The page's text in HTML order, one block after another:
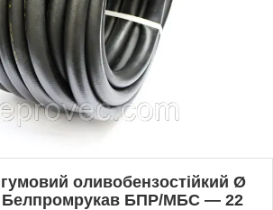
оливобензостійкий Ø
БПР/МБС — 22